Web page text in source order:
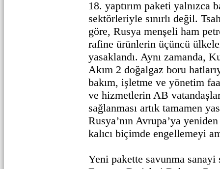
18. yaptırım paketi yalnızca
sektörleriyle sınırlı değil.
göre, Rusya menşeli ham
rafine ürünlerin üçüncü
yasaklandı. Aynı zamanda,
Akım 2 doğalgaz boru
bakım, işletme ve yönetim
ve hizmetlerin AB
sağlanması artık tamamen
Rusya’nın Avrupa’ya
kalıcı biçimde engellemeyi
Yeni pakette savunma sanayi